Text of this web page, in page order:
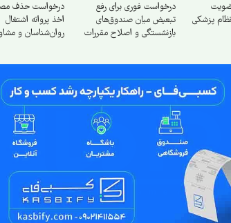
پزشکی
درخواست فوری برای رفع
تبعیض میان صندوق‌های
بازنشستگی و اصلاح مقررات
درخواست حذف
اخذ پروانه اشتغال
روان‌شناسان و